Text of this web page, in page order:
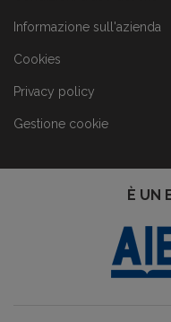
Informazione sull'azienda
Cookies
Privacy policy
Gestione cookie
È UN